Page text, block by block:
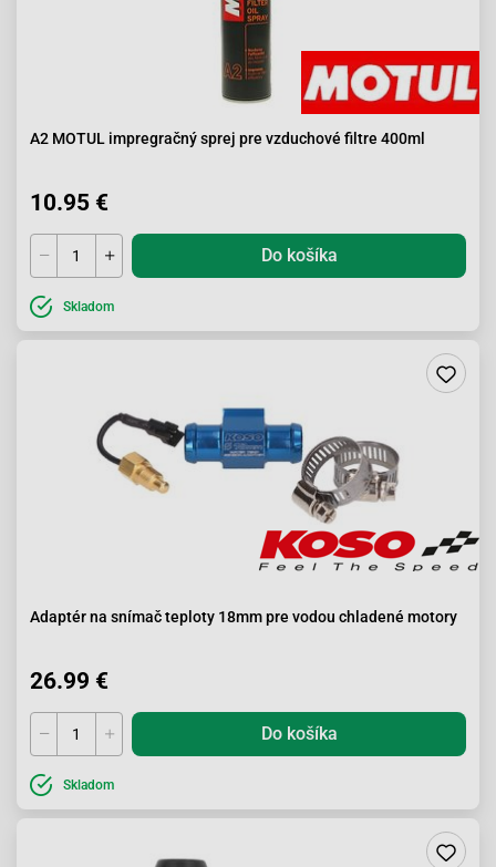
A2 MOTUL impregračný sprej pre vzduchové filtre 400ml
10.95 €
Do košíka
Skladom
Adaptér na snímač teploty 18mm pre vodou chladené motory
26.99 €
Do košíka
Skladom